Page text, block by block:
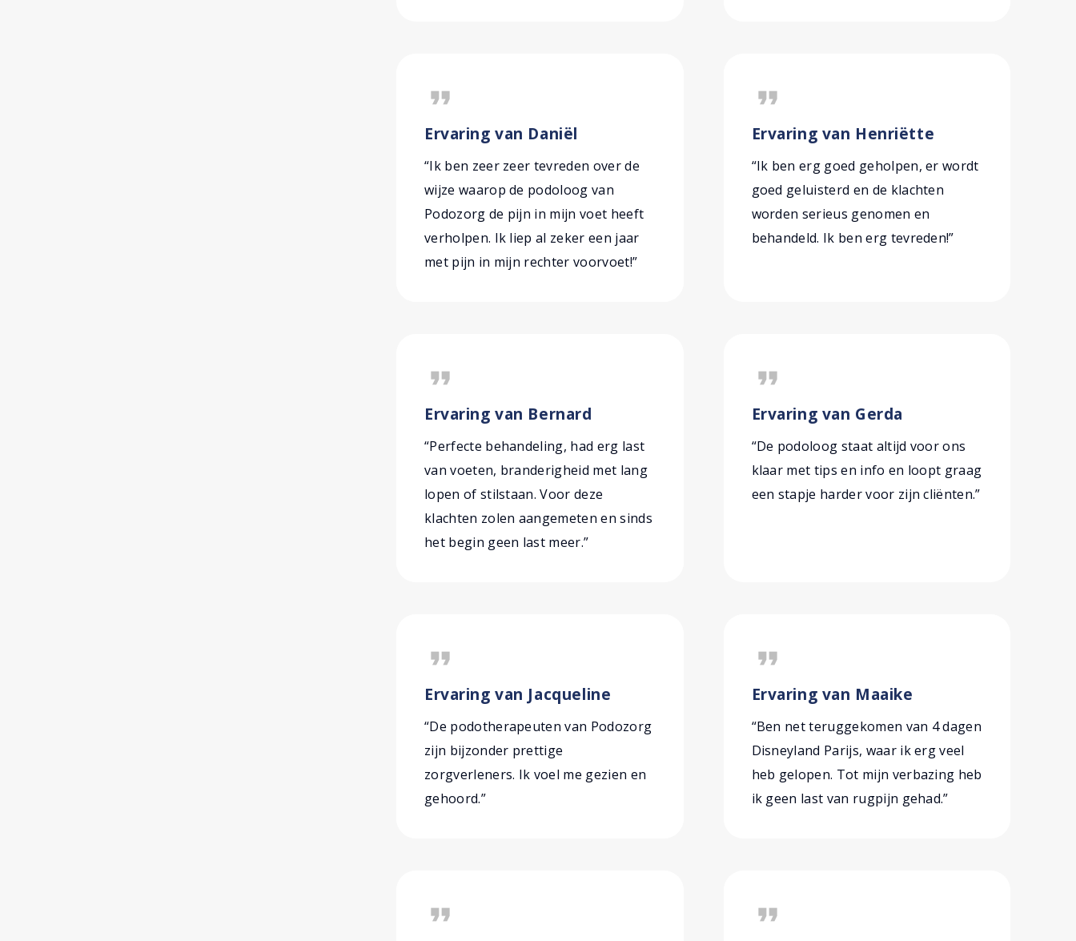
format_quote
Ervaring van Daniël
“Ik ben zeer zeer tevreden over de
wijze waarop de podoloog van
Podozorg de pijn in mijn voet heeft
verholpen. Ik liep al zeker een jaar
met pijn in mijn rechter voorvoet!”
format_quote
Ervaring van Henriëtte
“Ik ben erg goed geholpen, er wordt
goed geluisterd en de klachten
worden serieus genomen en
behandeld. Ik ben erg tevreden!”
format_quote
Ervaring van Bernard
“Perfecte behandeling, had erg last
van voeten, branderigheid met lang
lopen of stilstaan. Voor deze
klachten zolen aangemeten en sinds
het begin geen last meer.”
format_quote
Ervaring van Gerda
“De podoloog staat altijd voor ons
klaar met tips en info en loopt graag
een stapje harder voor zijn cliënten.”
format_quote
Ervaring van Jacqueline
“De podotherapeuten van Podozorg
zijn bijzonder prettige
zorgverleners. Ik voel me gezien en
gehoord.”
format_quote
Ervaring van Maaike
“Ben net teruggekomen van 4 dagen
Disneyland Parijs, waar ik erg veel
heb gelopen. Tot mijn verbazing heb
ik geen last van rugpijn gehad.”
format_quote format_quote